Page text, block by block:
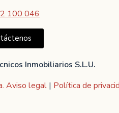
100 046
Inmobiliarios S.L.U.
Aviso legal | Política de